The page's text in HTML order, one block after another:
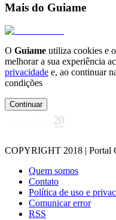
Mais do Guiame
O Guiame utiliza cookies e
melhorar a sua experiência
privacidade e, ao continuar
condições
Continuar
COPYRIGHT 2018 | Portal
Quem somos
Contato
Política de uso e
Comunicar error
RSS